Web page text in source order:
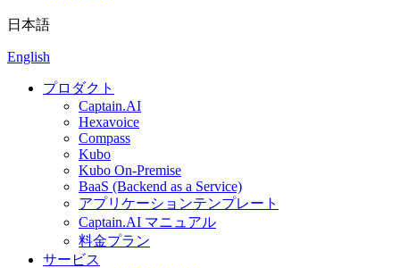
日本語
English
プロダクト
Captain.AI
Hexavoice
Compass
Kubo
Kubo On-Premise
BaaS (Backend as a Service)
アプリケーションテンプレート
Captain.AI マニュアル
料金プラン
サービス